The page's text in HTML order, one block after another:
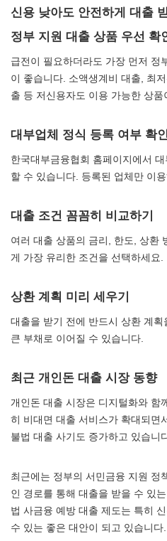
신용 낮아도 안전하게 대출
정부 지원 대출 상품 우선 확
급전이 필요하더라도 가장 먼저 정
이 좋습니다. 소액생계비 대출, 최
출 등 저신용자도 이용 가능한 상품
대부업체 정식 등록 여부 확
한국대부금융협회 홈페이지에서
할 수 있습니다. 등록된 업체만 이
대출 조건 꼼꼼히 비교하기
여러 대출 상품의 금리, 한도, 상환
게 가장 유리한 조건을 선택하세요.
상환 계획 미리 세우기
대출을 받기 전에 반드시 상환 계
큰 부채로 이어질 수 있습니다.
최근 개인돈 대출 시장 동향
개인돈 대출 시장은 디지털화와 함
히 비대면 대출 서비스가 확대되면
불법 대출 사기도 증가하고 있습니
최근에는 정부의 서민금융 지원 정
인 경로를 통해 대출을 받을 수 있
법 사금융 예방 대출 제도는 특히
수 있는 좋은 대안이 되고 있습니다.